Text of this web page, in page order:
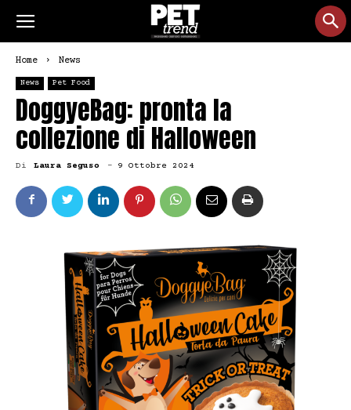
Home News
News Pet Food
DoggyeBag: pronta la
collezione di Halloween
Di Laura Seguso - 9 Ottobre 2024